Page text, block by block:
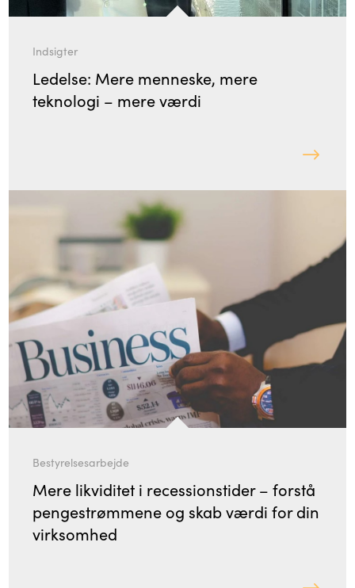
Indsigter
Ledelse: Mere menneske, mere
teknologi – mere værdi
Bestyrelsesarbejde
Mere likviditet i recessionstider – forstå
pengestrømmene og skab værdi for din
virksomhed